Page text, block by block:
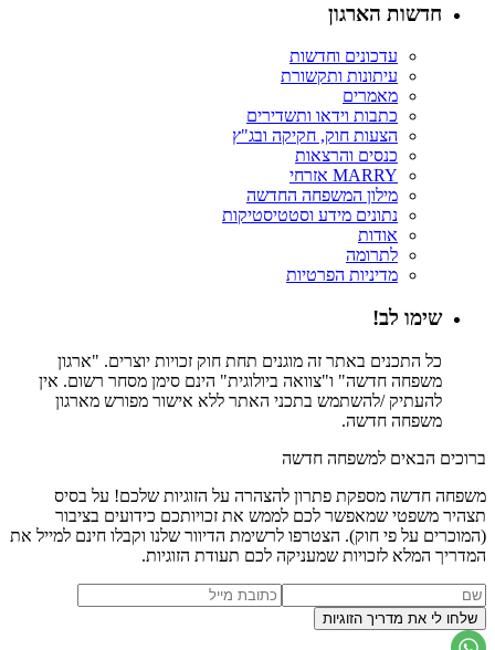
חדשות הארגון
עדכונים וחדשות
עיתונות ותקשורת
מאמרים
כתבות וידאו ותשדירים
הצעות חוק, חקיקה ובג"ץ
כנסים והרצאות
MARRY אזרחי
מילון המשפחה החדשה
נתונים מידע וסטטיסטיקות
אודות
לתרומה
מדיניות הפרטיות
שימו לב!
כל התכנים באתר זה מוגנים תחת חוק זכויות יוצרים. "ארגון
משפחה חדשה" ו"צוואה ביולוגית" הינם סימן מסחר רשום. אין
להעתיק /להשתמש בתכני האתר ללא אישור מפורש מארגון
משפחה חדשה.
ברוכים הבאים למשפחה חדשה
משפחה חדשה מספקת פתרון להצהרה על הזוגיות שלכם! על בסיס
תצהיר משפטי שמאפשר לכם לממש את זכויותכם כידועים בציבור
(המוכרים על פי חוק). הצטרפו לרשימת הדיוור שלנו וקבלו חינם למייל את
המדריך המלא לזכויות שמעניקה לכם תעודת הזוגיות.